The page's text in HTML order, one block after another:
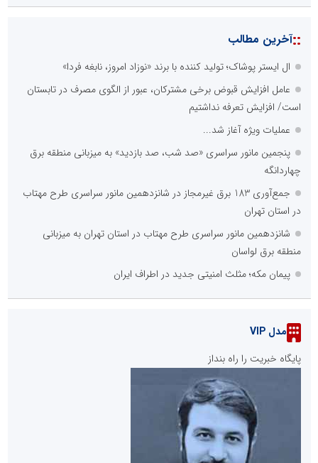
::آخرین مطالب
ال ایستر پوشاک؛ تولید کننده با برند «نوزاد امروز، نابغه فردا»
عامل افزایش قبوض برخی مشترکان، عبور از الگوی مصرف در تابستان
است/ افزایش تعرفه نداشتیم
عملیات ویژه آغاز شد...
پنجمین مانور سراسری «صد شب، صد بازدید» به میزبانی منطقه برق
چهاردانگه
جمع‌آوری 183 برق غیرمجاز در شانزدهمین مانور سراسری طرح مهتاب
در استان تهران
شانزدهمین مانور سراسری طرح مهتاب در استان تهران به میزبانی
منطقه برق لواسان
پیمان مکه؛ مثلث امنیتی جدید در اطراف ایران
مدل VIP
پایگاه خبریت را راه بنداز